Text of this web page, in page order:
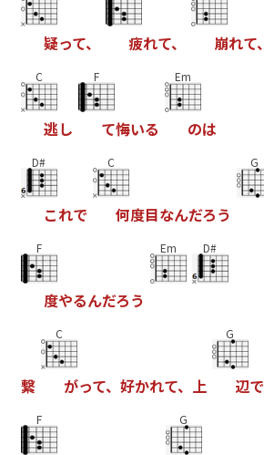
疑って、 疲れて、 崩れて、
C
逃し
F
て悔いる
Em
のは
D#
これで
C
何度目なんだろう
G
F
度やるんだろう
Em D#
繋
C
がって、 好かれて、 上
G
辺で
F G